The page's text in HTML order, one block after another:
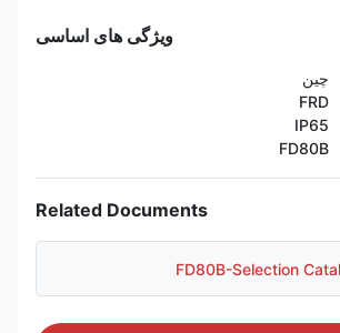
ویژگی های اساسی
Related Documents
FD80B-